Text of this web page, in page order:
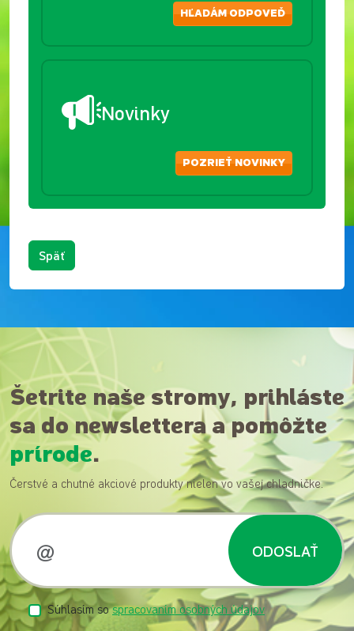
HĽADÁM ODPOVEĎ
Novinky
POZRIEŤ NOVINKY
Späť
Šetrite naše stromy, prihláste
sa do newslettera a pomôžte
prírode.
Čerstvé a chutné akciové produkty nielen vo vašej chladničke.
ODOSLAŤ
Súhlasím sospracovaním osobných údajov